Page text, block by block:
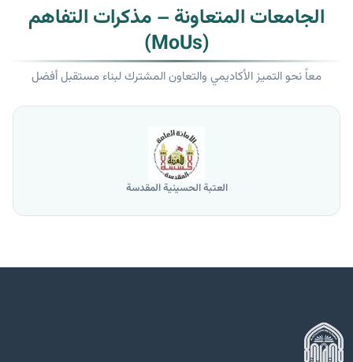
الجامعات المتعاونة – مذكرات التفاهم
(MoUs)
معاً نحو التميز الأكاديمي والتعاون المشترك لبناء مستقبل أفضل
العتبة الحسينية المقدسة